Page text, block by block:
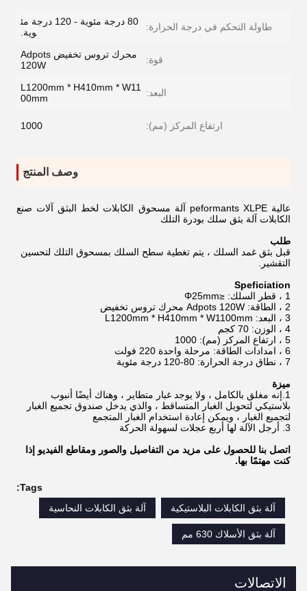
طاولة التحكم في درجة الحرارة:
80 درجة مئوية - 120 درجة مئ
وية.
قوة:
محرك تروس تخفيض Adpots
120W
البعد:
L1200mm * H410mm * W11
00mm
ارتفاع المركز (مم): 1000
وصف المنتج
عالية peformants XLPE آلة مسحوق الكابلات لخط البثق آلات صنع
الكابلات آلة بثق سلك بودرة التلك
طلب
قبل بثق غمد السلك ، يتم تغطية سطح السلك بمسحوق التلك لتحسين
التقشير.
Speficiation
1 ، قطر السلك: ≤Φ25mm
2 ، الطاقة: Adpots 120W محرك تروس تخفيض
3 ، البعد: L1200mm * H410mm * W1100mm
4 ، الوزن: 70 كجم
5 ، ارتفاع المركز (مم): 1000
6 ، امدادات الطاقة: مرحلة واحدة 220 فولت
7 ، نطاق درجة الحرارة: 80-120 درجة مئوية
ميزة
1.إنه مغلق بالكامل ، ولا يوجد غبار متطاير ، وهناك أيضًا أنبوب
بلاستيكي لتحويل الغبار المتساقط ، والذي يدخل صندوق تجميع الغبار
لتجميع الغبار ، ويمكن إعادة استخدام الغبار المتجمع
3. أرجل الآلة لها أربع عجلات لسهولة الحركة
اتصل بنا للحصول على مزيد من التفاصيل والصور ومقاطع الفيديو إذا
كنت مهتمًا بها.
Tags:
آلة بثق الكابلات البلاستيكية
آلة بثق الكابلات النحاسية
آلة بثق الأسلاك 630 مم
الاتصالات